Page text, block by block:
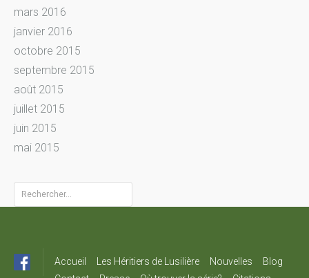
mars 2016
janvier 2016
octobre 2015
septembre 2015
août 2015
juillet 2015
juin 2015
mai 2015
Rechercher :
Accueil Les Héritiers de Lusilière Nouvelles
Blog